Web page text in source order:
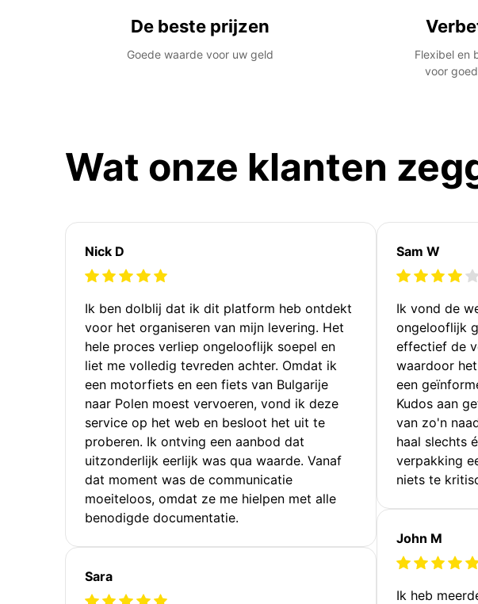
De beste prijzen
Goede waarde voor uw geld
Flexibel en
voor
Wat onze klanten
Nick D
Ik ben dolblij dat ik dit platform heb ontdekt
voor het organiseren van mijn levering. Het
hele proces verliep ongelooflijk soepel en
liet me volledig tevreden achter. Omdat ik
een motorfiets en een fiets van Bulgarije
naar Polen moest vervoeren, vond ik deze
service op het web en besloot het uit te
proberen. Ik ontving een aanbod dat
uitzonderlijk eerlijk was qua waarde. Vanaf
dat moment was de communicatie
moeiteloos, omdat ze me hielpen met alle
benodigde documentatie.
Sara
Sam W
Ik vond de
ongelooflijk
effectief de
waardoor
een
Kudos aan
van zo'n
haal slechts
verpakking
niets te
John M
Ik heb